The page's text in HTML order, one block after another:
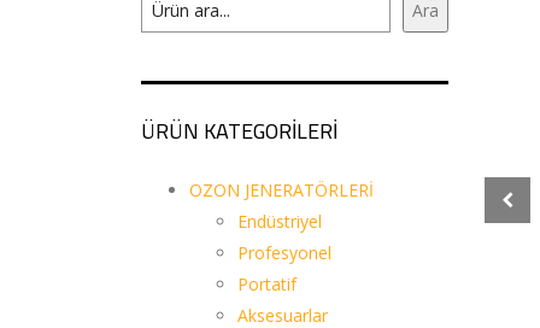
Ara
ÜRÜN KATEGORİLERİ
OZON JENERATÖRLERİ
Endüstriyel
Profesyonel
Portatif
Aksesuarlar